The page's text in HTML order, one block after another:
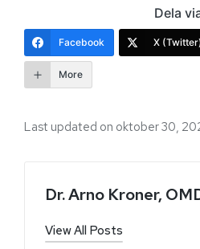
Dela
Facebook X
More
Last updated on oktober 30,
Dr. Arno Kroner,
View All Posts